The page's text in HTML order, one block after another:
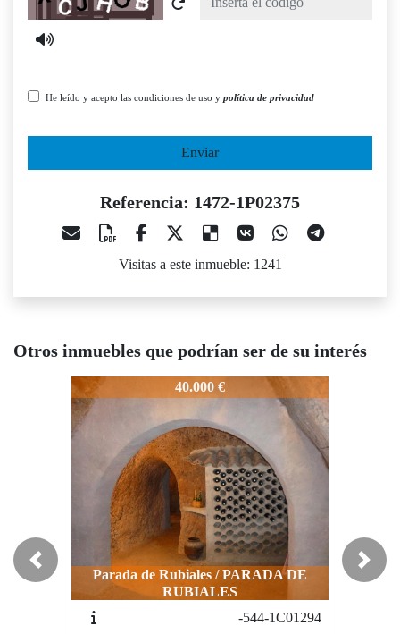
He leído y acepto las condiciones de uso y política de privacidad
Enviar
Referencia: 1472-1P02375
Visitas a este inmueble: 1241
Otros inmuebles que podrían ser de su interés
1472-1P02375
40.000 €
Parada de Rubiales / PARADA DE
RUBIALES
-544-1C01294
1472-1P02375 69.000 €
Terradillos / el encinar
1299-1p02214
Previous Next